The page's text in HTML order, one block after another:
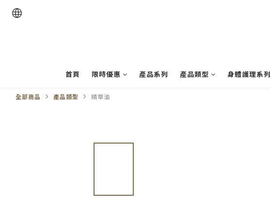
首頁 限時優惠 產品系列 產品類型 身體護理系列
全部商品 產品類型 精華油